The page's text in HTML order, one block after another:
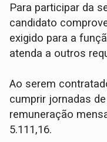
Para participar da
candidato
exigido para a
atenda a outros
Ao serem
cumprir jornadas
remuneração
5.111,16.